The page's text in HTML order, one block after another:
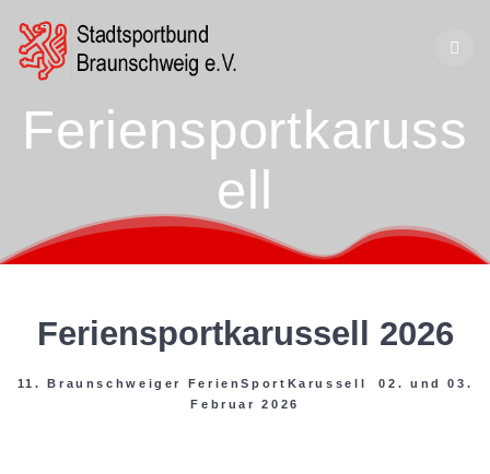
Feriensportkaruss
ell
Feriensportkarussell 2026
11. Braunschweiger FerienSportKarussell 02. und 03.
Februar 2026